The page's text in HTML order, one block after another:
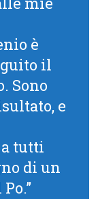
è
il
Sono
e
tutti
di un